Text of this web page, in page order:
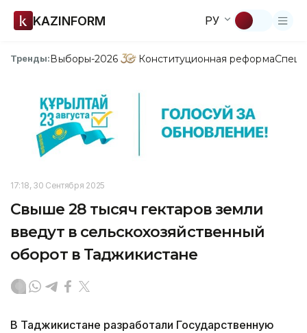
KAZINFORM РУ
Тренды:Выборы-2026 Конституционная реформа
17:18, 30 Сентября 2025
Свыше 28 тысяч гектаров земли
введут в сельскохозяйственный
оборот в Таджикистане
В Таджикистане разработали Государственную